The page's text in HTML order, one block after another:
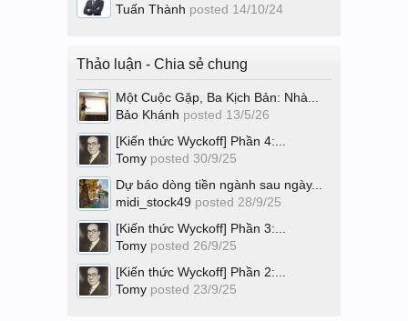
Tuấn Thành posted 14/10/24
Thảo luận - Chia sẻ chung
Một Cuộc Gặp, Ba Kịch Bản: Nhà...
Bảo Khánh posted 13/5/26
[Kiến thức Wyckoff] Phần 4:...
Tomy posted 30/9/25
Dự báo dòng tiền ngành sau ngày...
midi_stock49 posted 28/9/25
[Kiến thức Wyckoff] Phần 3:...
Tomy posted 26/9/25
[Kiến thức Wyckoff] Phần 2:...
Tomy posted 23/9/25